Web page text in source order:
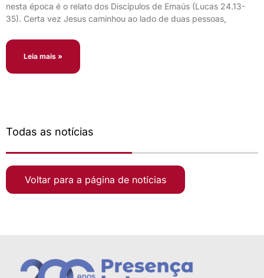
nesta época é o relato dos Discípulos de Emaús (Lucas 24.13-
35). Certa vez Jesus caminhou ao lado de duas pessoas,
Leia mais »
Todas as notícias
Voltar para a página de notícias